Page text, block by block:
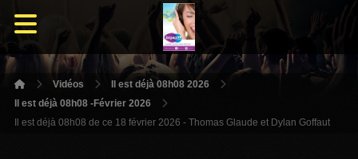
Vidéos
Il est déjà 08h08 2026
Il est déjà 08h08 -Février 2026
Il est déjà 08h08 de ce 18 février 2026 - Thomas Glaude et Dylan Goffaut